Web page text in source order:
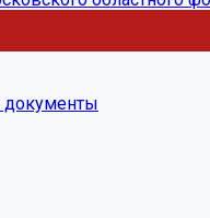
документы